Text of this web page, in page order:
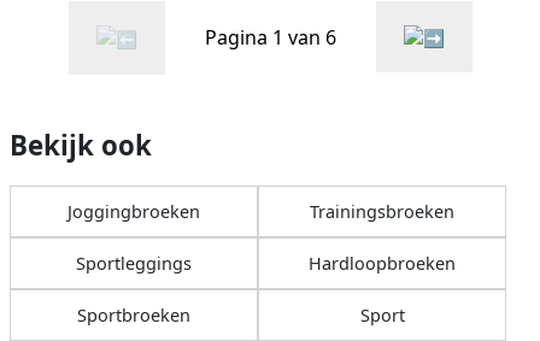
Pagina 1 van 6
Bekijk ook
Joggingbroeken Trainingsbroeken
Sportleggings Hardloopbroeken
Sportbroeken Sport